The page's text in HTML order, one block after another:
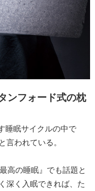
ンフォード式の枕
睡眠サイクルの中で
われている。
高の睡眠』でも話題と
深く入眠できれば、た